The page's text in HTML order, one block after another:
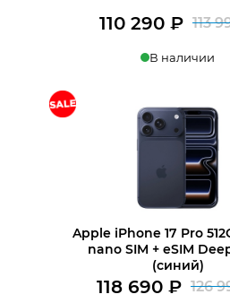
113
110 290 ₽
В наличии
Купить в 1 клик В
Apple iPhone 17 Pro
nano SIM + eSIM
(синий)
126
118 690₽